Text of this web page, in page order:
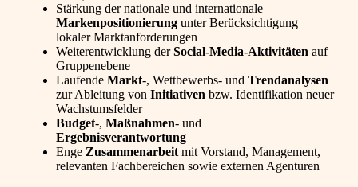
Stärkung der nationale und internationale
Markenpositionierung unter Berücksichtigung
lokaler Marktanforderungen
Weiterentwicklung derSocial‑Media‑Aktivitäten auf
Gruppenebene
Laufende Markt‑, Wettbewerbs‑ und Trendanalysen
zur Ableitung von Initiativen bzw. Identifikation neuer
Wachstumsfelder
Budget‑, Maßnahmen‑ und
Ergebnisverantwortung
Enge Zusammenarbeit mit Vorstand, Management,
relevanten Fachbereichen sowie externen Agenturen